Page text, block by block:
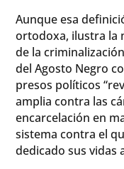
Aunque esa
ortodoxa, ilustra la
de la
del Agosto Negro
presos políticos
amplia contra las
encarcelación en
sistema contra el
dedicado sus vidas